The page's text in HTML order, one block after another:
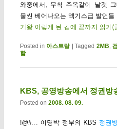
와중에서, 무척 주옥같이 날것
물씬 베어나오는 엑기스급 발언들
기왕 이렇게 된 김에 끝까지 읽기(
Posted in 아스트랄 |Tagged 2MB
함
KBS, 공영방송에서 정권방
Posted on 2008. 08. 09.
!@#… 이명박 정부의 KBS 정권